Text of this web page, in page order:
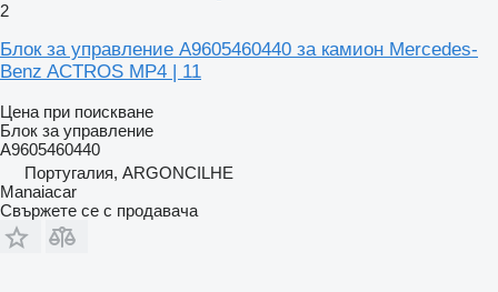
2
Блок за управление A9605460440 за камион Mercedes-
Benz ACTROS MP4 | 11
Цена при поискване
Блок за управление
A9605460440
Португалия, ARGONCILHE
Manaiacar
Свържете се с продавача